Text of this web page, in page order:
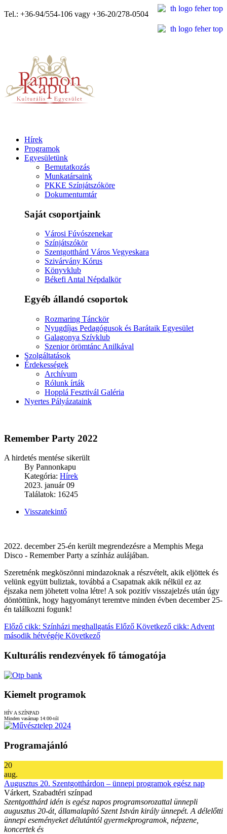
Tel.: +36-94/554-106 vagy +36-20/278-0504
Hírek
Programok
Egyesületünk
Bemutatkozás
Munkatársaink
PKKE Színjátszóköre
Dokumentumtár
Saját csoportjaink
Városi Fúvószenekar
Színjátszókör
Szentgotthárd Város Vegyeskara
Szivárvány Kórus
Könyvklub
Békefi Antal Népdalkör
Egyéb állandó csoportok
Rozmaring Tánckör
Nyugdíjas Pedagógusok és Barátaik Egyesület
Galagonya Szívklub
Szenior örömtánc Anilkával
Szolgáltatások
Érdekességek
Archívum
Rólunk írták
Hopplá Fesztivál Galéria
Nyertes Pályázataink
Remember Party 2022
A hirdetés mentése sikerült
By Pannonkapu
Kategória: Hírek
2023. január 09
Találatok: 16245
Visszatekintő
2022. december 25-én került megrendezésre a Memphis Mega
Disco - Remember Party a színház aulájában.
Szeretnénk megköszönni mindazoknak a részvételt, akik eljöttek és
velünk együtt buliztak, továbbá a Csapatnak akik nélkül ez az
éjszaka nem jöhetett volna létre! A sok pozitív visszajelzés után úgy
döntöttünk, hogy hagyományt teremtve minden évben december 25-
én találkozni fogunk!
Előző cikk: Színházi meghallgatás Előző Következő cikk: Advent
második hétvégéje Következő
Kulturális rendezvények fő támogatója
Kiemelt programok
HÍV A SZÍNPAD
Minden vasárnap 14:00-tól
Programajánló
20
aug.
Augusztus 20. Szentgotthárdon – ünnepi programok egész nap
Várkert, Szabadtéri színpad
Szentgotthárd idén is egész napos programsorozattal ünnepli
augusztus 20-át, államalapító Szent István király ünnepét. A délelőtti
ünnepi eseményeket délutántól gyermekprogramok, népzene,
koncertek és